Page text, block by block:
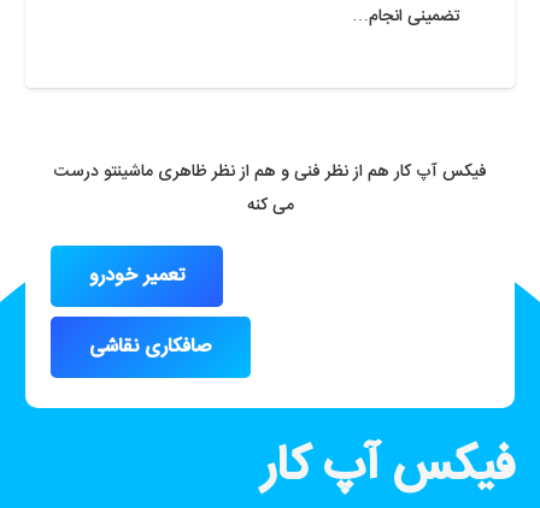
تضمینی انجام…
فیکس آپ کار هم از نظر فنی و هم از نظر ظاهری ماشینتو درست
می کنه
تعمیر خودرو
صافکاری نقاشی
فیکس آپ کار